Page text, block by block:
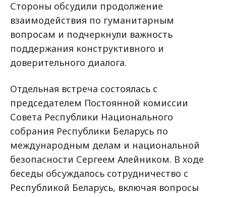
Стороны обсудили продолжение
взаимодействия по гуманитарным
вопросам и подчеркнули важность
поддержания конструктивного и
доверительного диалога.
Отдельная встреча состоялась с
председателем Постоянной комиссии
Совета Республики Национального
собрания Республики Беларусь по
международным делам и национальной
безопасности Сергеем Алейником. В ходе
беседы обсуждалось сотрудничество с
Республикой Беларусь, включая вопросы